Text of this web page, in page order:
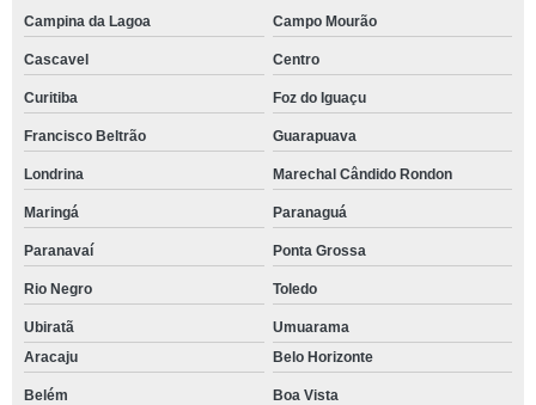
Campina da Lagoa Campo Mourão
Cascavel Centro
Curitiba Foz do Iguaçu
Francisco Beltrão Guarapuava
Londrina Marechal Cândido Rondon
Maringá Paranaguá
Paranavaí Ponta Grossa
Rio Negro Toledo
Ubiratã
Umuarama
Aracaju
Belo Horizonte
Belém Boa Vista